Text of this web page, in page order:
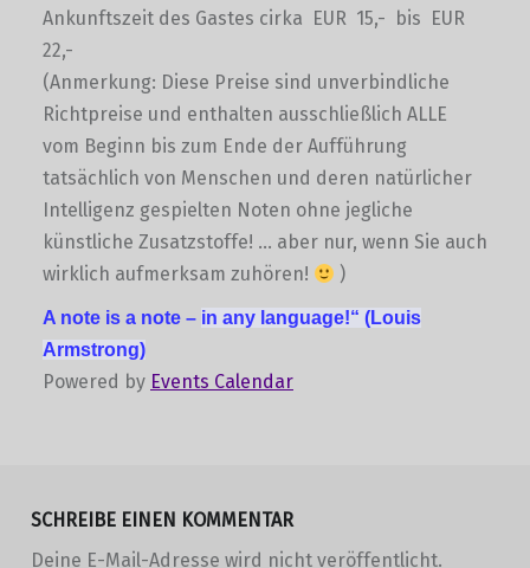
Ankunftszeit des Gastes cirka EUR 15,- bis EUR
22,-
(Anmerkung: Diese Preise sind unverbindliche
Richtpreise und enthalten ausschließlich ALLE
vom Beginn bis zum Ende der Aufführung
tatsächlich von Menschen und deren natürlicher
Intelligenz gespielten Noten ohne jegliche
künstliche Zusatzstoffe! … aber nur, wenn Sie auch
wirklich aufmerksam zuhören!
)
A note is a note – in any language!“ (Louis
Armstrong)
Powered by Events Calendar
SCHREIBE EINEN KOMMENTAR
Deine E-Mail-Adresse wird nicht veröffentlicht.